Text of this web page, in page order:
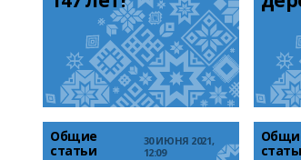
Общие
статьи
30 ИЮНЯ 2021,
12:09